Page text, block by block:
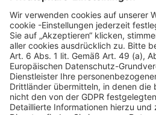
Hilfreiche Links
Online einkaufen & buchen